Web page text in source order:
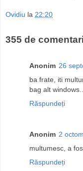
Ovidiu la 22:20
355 de
Anonim 26
ba frate, iti
bag alt windows...
Răspundeți
Anonim 2
multumesc, a
Răspundeți